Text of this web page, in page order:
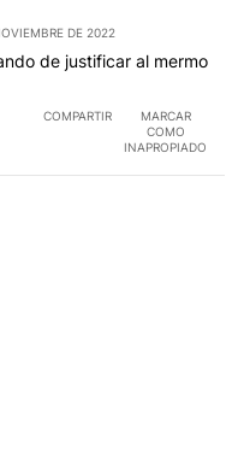
DE 2022
de justificar al mermo
COMPARTIR
MARCAR
COMO
INAPROPIADO